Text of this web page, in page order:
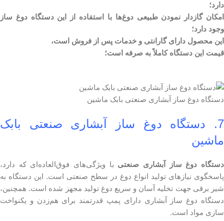
دارد؛
امکان گازدار نمودن طبیعی دوغ‌ها با استفاده از این دستگاه دوغ ساز
وجود دارد؛
این محصول دارای گارانتی و خدمات پس از فروش است،
قیمت این دستگاه کاملاً به صرفه است؛
دستگاه دوغ ساز آبشاری صنعتی بابک ماشین
7.
دستگاه دوغ ساز آبشاری صنعتی بابک
ماشین
دستگاه دوغ ساز آبشاری صنعتی با ویژگی‌های فوق‌العاده‌ای که دارد،
پاسخگوی نیازهای تولید انواع دوغ در سطح صنعتی است. این دستگاه به
شیر برقی جهت تخلیه آسان و سریع دوغ تولید مجهز شده است. همچنین،
دستگاه دوغ ساز آبشاری دارای پمپ قدرتمند برای هم‌زدن و یکنواخت
سازی مواد است.